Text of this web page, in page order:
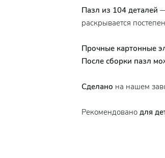
Пазл из 104 деталей
раскрывается
Прочные картонные
После сборки пазл
Сделано на нашем
Рекомендовано для